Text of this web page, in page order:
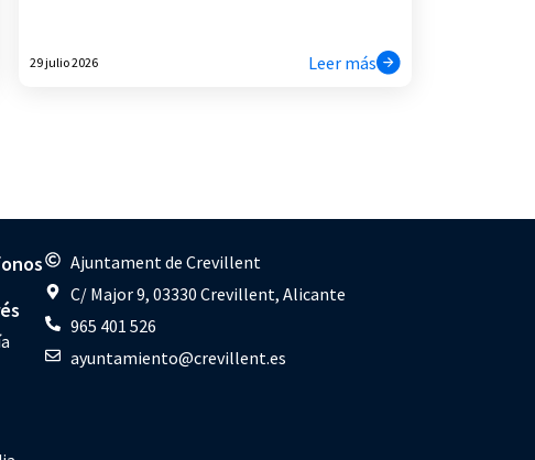
29 julio 2026 Leer más
Ajuntament de Crevillent
C/ Major 9, 03330 Crevillent, Alicante
965 401 526
ayuntamiento@crevillent.es